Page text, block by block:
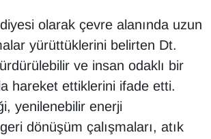
olarak çevre alanında uzun
yürüttüklerini belirten Dt.
ve insan odaklı bir
hareket ettiklerini ifade etti.
yenilenebilir enerji
dönüşüm çalışmaları, atık